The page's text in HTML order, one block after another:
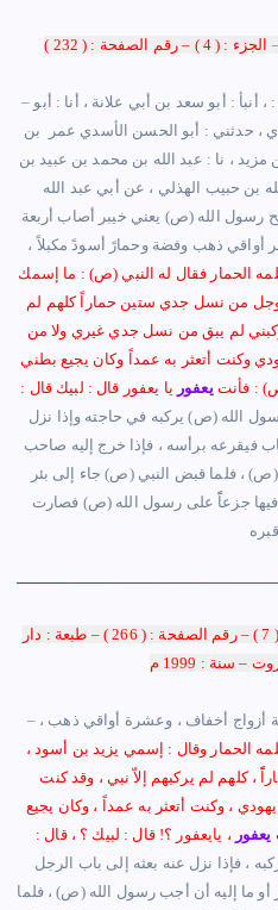
الجزء : ( 4 ) – رقم الصفحة : ( 232 )
– أخبرنا : أبو غالب ، وأبو عبد الله ، قالا : ، أنبأ : أبو سعد بن أبي علانة ، أنا : أبو
، حدثني : أبو الحسن الأسدي عمر بن
، نا : عبد الله بن محمد بن عبيد بن
بن حبيب الهذلي ، عن أبي عبد الله
رسول الله (ص) يعني خيبر أصاب أربعة
أواقي ذهب وفضة وحمارً أسودً مكبلاً ،
الحمار فقال له النبي (ص) : ما إسمك
وجل من نسل جدي ستين حماراً كلهم لم
لم يبق من نسل جدي غيري ولا من
وكنت أتعثر به عمداً وكان يجيع بطني
: فأنت يعفور يا يعفور قال : لبيك قال :
الله (ص) يركبه في حاجته وإذا نزل
فيقرعه برأسه ، فإذا خرج إليه صاحب
(ص) ، فلما قبض النبي (ص) جاء إلى بئر
فيها جزعاًً على رسول الله (ص) فصارت
الجزء : ( 7 ) – رقم الصفحة : ( 266 ) – طبعة : دار
– سنة : 1999 م
– أزواج أخفاف ، وعشرة أواقي ذهب ،
الحمار وقال : إسمي يزيد بن أسود ،
كلهم لم يركبهم إلاّ نبي ، وقد كنت
، وكنت أتعثر به عمداً ، وكان يجيع
يعفور ، يايعفور ؟! قال : لبيك ؟ ، قال :
، فإذا نزل عنه بعثه إلى باب الرجل
ما إليه أن أجب رسول الله (ص) ، فلما